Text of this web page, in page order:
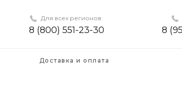
Для всех регионов:
8 (800) 551-23-30 8
Доставка и оплата